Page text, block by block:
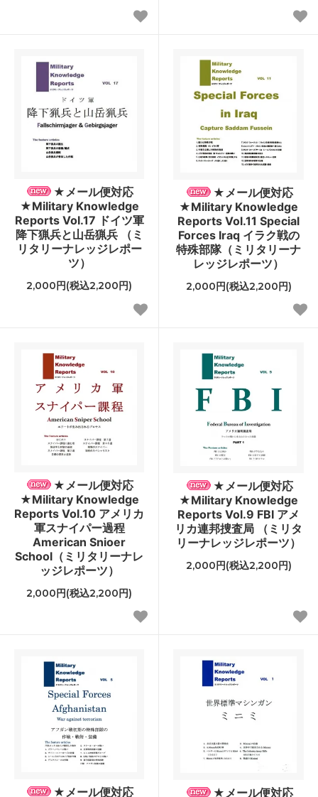
★メール便対応
★Military Knowledge
Reports Vol.17 ドイツ軍
降下猟兵と山岳猟兵 （ミ
リタリーナレッジレポー
ツ）
2,000円(税込2,200円)
★メール便対応
★Military Knowledge
Reports Vol.11 Special
Forces Iraq イラク戦の
特殊部隊（ミリタリーナ
レッジレポーツ）
2,000円(税込2,200円)
★メール便対応
★Military Knowledge
Reports Vol.10 アメリカ
軍スナイパー過程
American Snioer
School（ミリタリーナレ
ッジレポーツ）
2,000円(税込2,200円)
★メール便対応
★Military Knowledge
Reports Vol.9 FBI アメ
リカ連邦捜査局 （ミリタ
リーナレッジレポーツ）
2,000円(税込2,200円)
★メール便対応 ★メール便対応